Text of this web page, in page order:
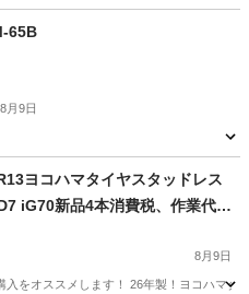
65B
8月9日
ヨコハマタイヤスタッドレス
iG70新品4本消費税、作業代、
み33000円！
8月9日
をオススメします！ 26年製！ヨコハマ